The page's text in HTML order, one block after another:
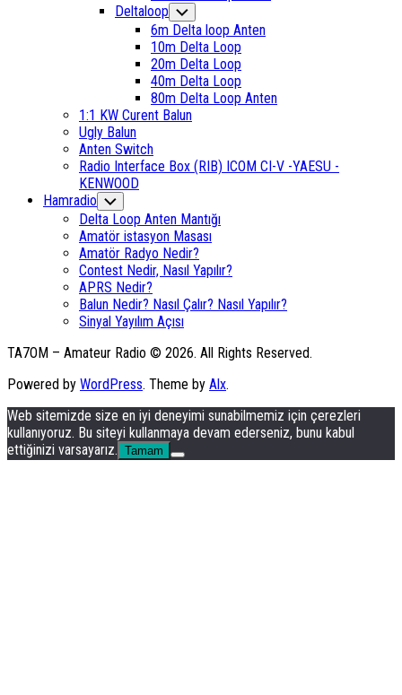
Page:
Deltaloop Toggle
Child
Menu
6m Delta loop Anten
10m Delta Loop
20m Delta Loop
40m Delta Loop
80m Delta Loop Anten
1:1 KW Curent Balun
Ugly Balun
Anten Switch
Radio Interface Box (RIB) ICOM CI-V -YAESU -
KENWOOD
Hamradio Toggle
Child
Menu
Delta Loop Anten Mantığı
Amatör istasyon Masası
Amatör Radyo Nedir?
Contest Nedir, Nasıl Yapılır?
APRS Nedir?
Balun Nedir? Nasıl Çalır? Nasıl Yapılır?
Sinyal Yayılım Açısı
TA7OM – Amateur Radio © 2026. All Rights Reserved.
Powered by WordPress. Theme by Alx.
Web sitemizde size en iyi deneyimi sunabilmemiz için çerezleri
kullanıyoruz. Bu siteyi kullanmaya devam ederseniz, bunu kabul
ettiğinizi varsayarız. Tamam